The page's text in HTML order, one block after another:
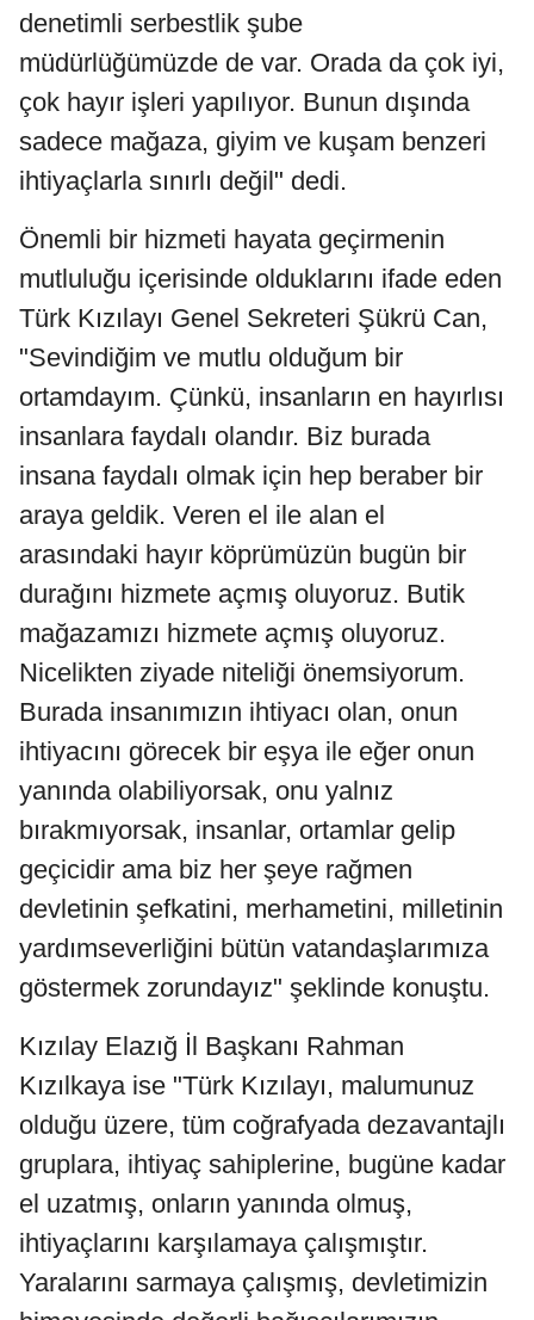
denetimli serbestlik şube
müdürlüğümüzde de var. Orada da çok iyi,
çok hayır işleri yapılıyor. Bunun dışında
sadece mağaza, giyim ve kuşam benzeri
ihtiyaçlarla sınırlı değil" dedi.
Önemli bir hizmeti hayata geçirmenin
mutluluğu içerisinde olduklarını ifade eden
Türk Kızılayı Genel Sekreteri Şükrü Can,
"Sevindiğim ve mutlu olduğum bir
ortamdayım. Çünkü, insanların en hayırlısı
insanlara faydalı olandır. Biz burada
insana faydalı olmak için hep beraber bir
araya geldik. Veren el ile alan el
arasındaki hayır köprümüzün bugün bir
durağını hizmete açmış oluyoruz. Butik
mağazamızı hizmete açmış oluyoruz.
Nicelikten ziyade niteliği önemsiyorum.
Burada insanımızın ihtiyacı olan, onun
ihtiyacını görecek bir eşya ile eğer onun
yanında olabiliyorsak, onu yalnız
bırakmıyorsak, insanlar, ortamlar gelip
geçicidir ama biz her şeye rağmen
devletinin şefkatini, merhametini, milletinin
yardımseverliğini bütün vatandaşlarımıza
göstermek zorundayız" şeklinde konuştu.
Kızılay Elazığ İl Başkanı Rahman
Kızılkaya ise "Türk Kızılayı, malumunuz
olduğu üzere, tüm coğrafyada dezavantajlı
gruplara, ihtiyaç sahiplerine, bugüne kadar
el uzatmış, onların yanında olmuş,
ihtiyaçlarını karşılamaya çalışmıştır.
Yaralarını sarmaya çalışmış, devletimizin